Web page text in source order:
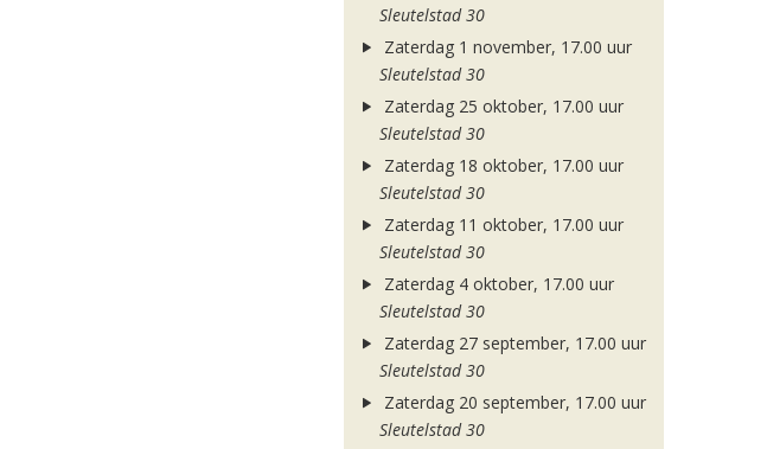
Sleutelstad 30
Zaterdag 1 november, 17.00 uur
Sleutelstad 30
Zaterdag 25 oktober, 17.00 uur
Sleutelstad 30
Zaterdag 18 oktober, 17.00 uur
Sleutelstad 30
Zaterdag 11 oktober, 17.00 uur
Sleutelstad 30
Zaterdag 4 oktober, 17.00 uur
Sleutelstad 30
Zaterdag 27 september, 17.00 uur
Sleutelstad 30
Zaterdag 20 september, 17.00 uur
Sleutelstad 30